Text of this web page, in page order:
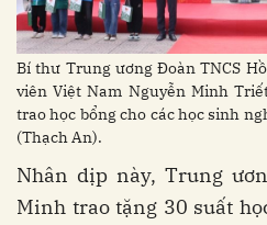
Bí thư Trung ương Đoàn TNCS
viên Việt Nam Nguyễn Minh
trao học bổng cho các học sinh
(Thạch An).
Nhân dịp này, Trung
Minh trao tặng 30 suất